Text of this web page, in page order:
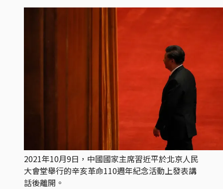
2021年10月9日，中國國家主席習近平於北京人民
大會堂舉行的辛亥革命110週年紀念活動上發表講
話後離開。